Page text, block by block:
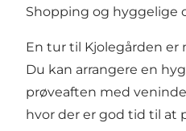
Shopping og hyggelige
En tur til Kjolegården er
Du kan arrangere en
prøveaften med
hvor der er god tid til at